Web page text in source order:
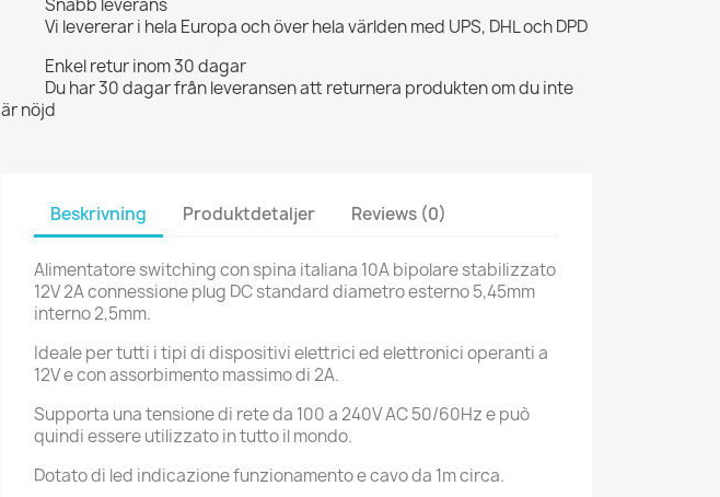
Snabb leverans
Vi levererar i hela Europa och över hela världen med UPS, DHL och DPD
Enkel retur inom 30 dagar
Du har 30 dagar från leveransen att returnera produkten om du inte
är nöjd
Beskrivning Produktdetaljer Reviews (0)
Alimentatore switching con spina italiana 10A bipolare stabilizzato
12V 2A connessione plug DC standard diametro esterno 5,45mm
interno 2,5mm.
Ideale per tutti i tipi di dispositivi elettrici ed elettronici operanti a
12V e con assorbimento massimo di 2A.
Supporta una tensione di rete da 100 a 240V AC 50/60Hz e può
quindi essere utilizzato in tutto il mondo.
Dotato di led indicazione funzionamento e cavo da 1m circa.